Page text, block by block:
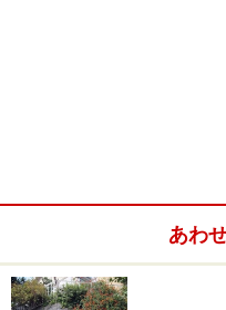
とを、不動産登記法上
あわ